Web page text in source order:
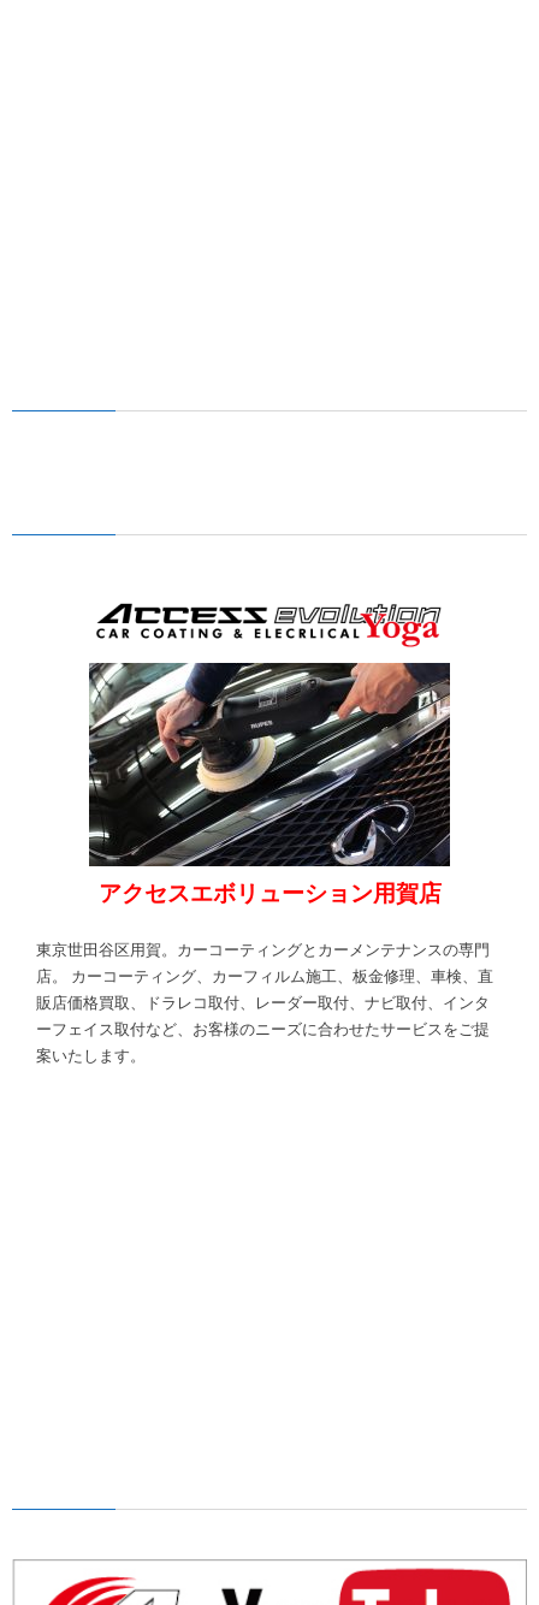
アクセスエボリューション用賀店
東京世田谷区用賀。カーコーティングとカーメンテナンスの専門
店。 カーコーティング、カーフィルム施工、板金修理、車検、直
販店価格買取、ドラレコ取付、レーダー取付、ナビ取付、インタ
ーフェイス取付など、お客様のニーズに合わせたサービスをご提
案いたします。